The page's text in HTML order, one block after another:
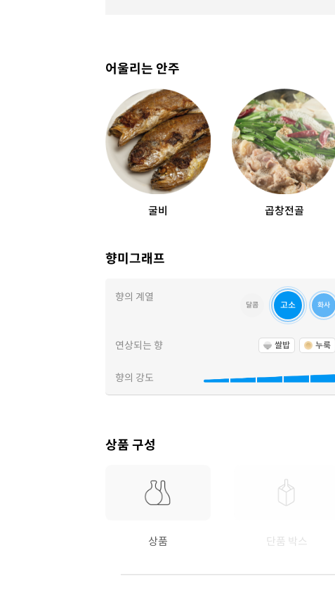
어울리는 안주
굴비 곱창전골
향미그래프
향의 계열
달콤 고소 화사
연상되는 향 쌀밥 누룩
향의 강도
상품 구성
상품 단품 박스